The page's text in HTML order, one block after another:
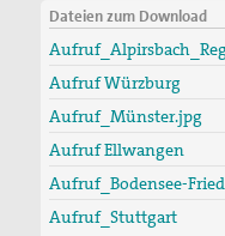
Dateien zum Download
Aufruf Würzburg
Aufruf_Münster.jpg
Aufruf Ellwangen
Aufruf_Bodensee-
Aufruf_Stuttgart